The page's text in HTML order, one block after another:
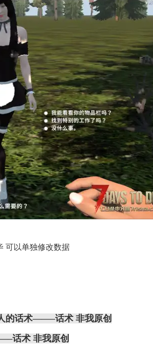
可以单独修改数据
的话术——–话术 非我原创
话术 非我原创